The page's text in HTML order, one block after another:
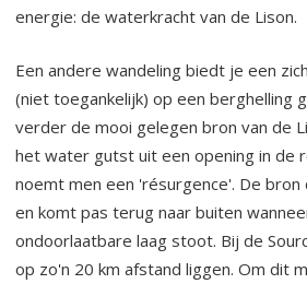
energie: de waterkracht van de Lison.
Een andere wandeling biedt je een
(niet toegankelijk) op een berghelling
verder de mooi gelegen bron van de
het water gutst uit een opening in de
noemt men een 'résurgence'. De
en komt pas terug naar buiten
ondoorlaatbare laag stoot. Bij de
op zo'n 20 km afstand liggen. Om dit